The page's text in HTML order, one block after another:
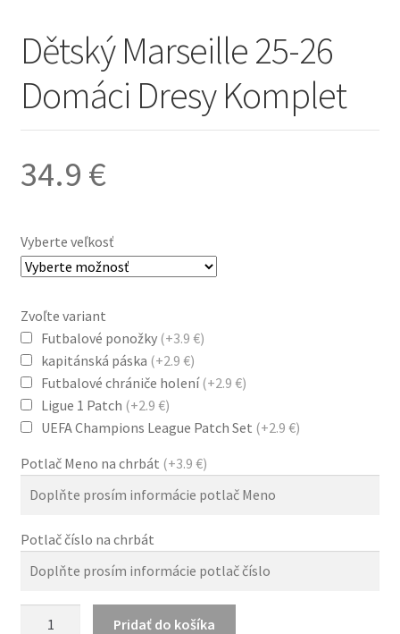
Dětský Marseille 25-26
Domáci Dresy Komplet
34.9 €
Vyberte veľkosť
Zvoľte variant
Futbalové ponožky (+3.9 €)
kapitánská páska (+2.9 €)
Futbalové chrániče holení(+2.9 €)
Ligue 1 Patch (+2.9 €)
UEFA Champions League Patch Set (+2.9 €)
Potlač Meno na chrbát (+3.9 €)
Potlač číslo na chrbát
Pridať do košíka